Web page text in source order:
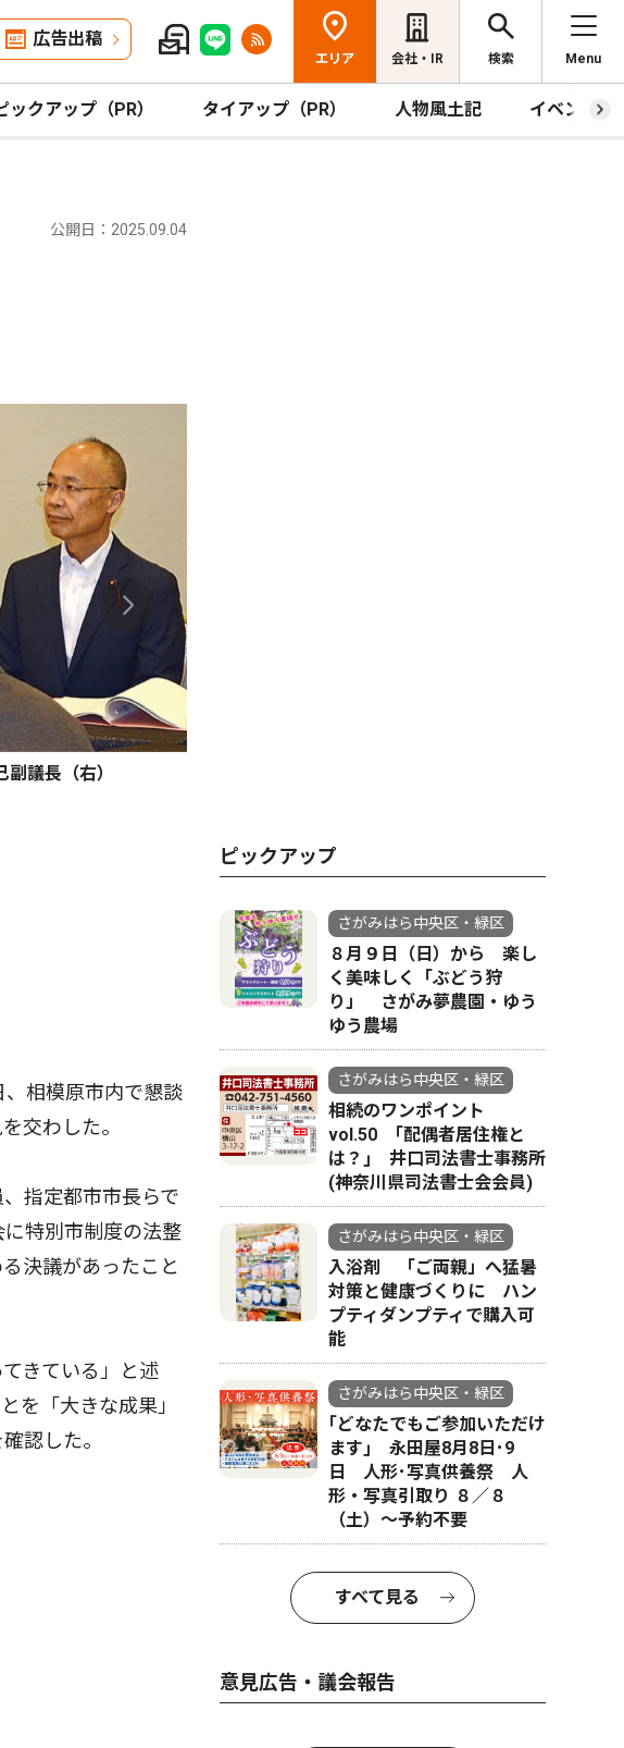
広告出稿
エリア 会社・IR 検索 Menu
ックアップ（PR） タイアップ（PR） 人物風土記 イベント
公開日：2025.09.04
議長（右）
相模原市内で懇談
交わした。
指定都市市長らで
特別市制度の法整
決議があったこと
きている」と述
を「大きな成果」
認した。
ピックアップ
さがみはら中央区・緑区
８月９日（日）から 楽し
く美味しく「ぶどう狩
り」 さがみ夢農園・ゆう
ゆう農場
さがみはら中央区・緑区
相続のワンポイント
vol.50 ｢配偶者居住権と
は？｣ 井口司法書士事務所
(神奈川県司法書士会会員)
さがみはら中央区・緑区
入浴剤 「ご両親」へ猛暑
対策と健康づくりに ハン
プティダンプティで購入可
能
さがみはら中央区・緑区
｢どなたでもご参加いただけ
ます｣ 永田屋8月8日･9
日 人形･写真供養祭 人
形・写真引取り ８／８
（土）〜予約不要
すべて見る
意見広告・議会報告